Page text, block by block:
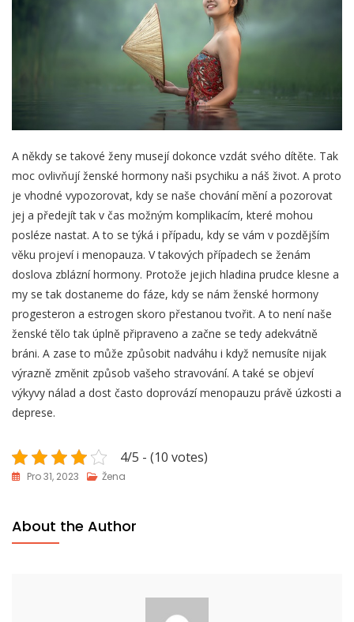
A někdy se takové ženy musejí dokonce vzdát svého dítěte. Tak
moc ovlivňují ženské hormony naši psychiku a náš život. A proto
je vhodné vypozorovat, kdy se naše chování mění a pozorovat
jej a předejít tak v čas možným komplikacím, které mohou
posléze nastat. A to se týká i případu, kdy se vám v pozdějším
věku projeví i menopauza. V takových případech se ženám
doslova zblázní hormony. Protože jejich hladina prudce klesne a
my se tak dostaneme do fáze, kdy se nám ženské hormony
progesteron a estrogen skoro přestanou tvořit. A to není naše
ženské tělo tak úplně připraveno a začne se tedy adekvátně
bráni. A zase to může způsobit nadváhu i když nemusíte nijak
výrazně změnit způsob vašeho stravování. A také se objeví
výkyvy nálad a dost často doprovází menopauzu právě úzkosti a
deprese.
4/5 - (10 votes)
Pro 31, 2023 Žena
About the Author